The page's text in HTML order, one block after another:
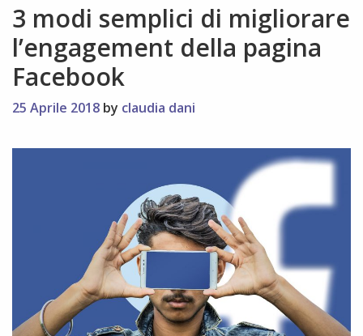
3 modi semplici di migliorare
l’engagement della pagina
Facebook
25 Aprile 2018 by claudia dani